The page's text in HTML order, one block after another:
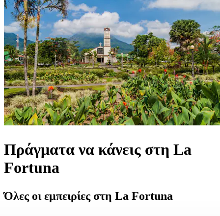
Πράγματα να κάνεις στη La
Fortuna
Όλες οι εμπειρίες στη La Fortuna